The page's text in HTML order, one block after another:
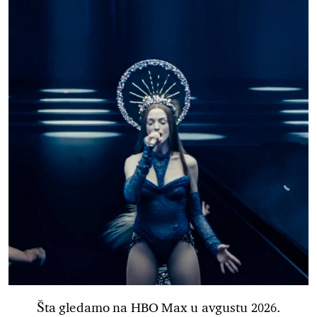
Šta gledamo na HBO Max u avgustu 2026.